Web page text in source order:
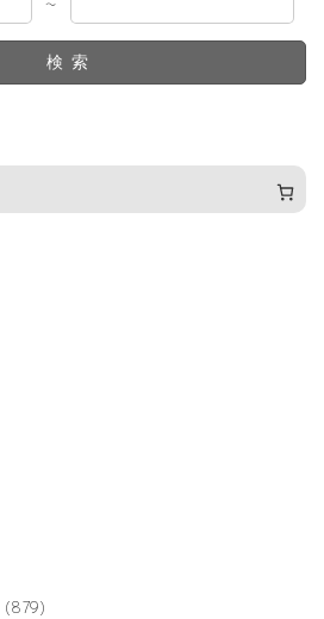
～
検索
879879